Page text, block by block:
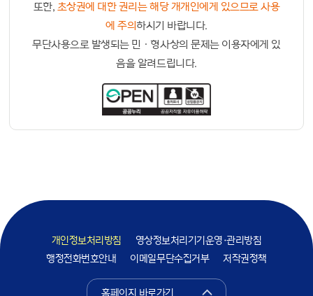
또한, 초상권에 대한 권리는 해당 개개인에게 있으므로 사용
에 주의 하시기 바랍니다.
무단사용으로 발생되는 민ㆍ형사상의 문제는 이용자에게 있
음을 알려드립니다.
개인정보처리방침
영상정보처리기기운영·관리방침
행정전화번호안내
이메일무단수집거부 저작권정책
홈페이지 바로가기